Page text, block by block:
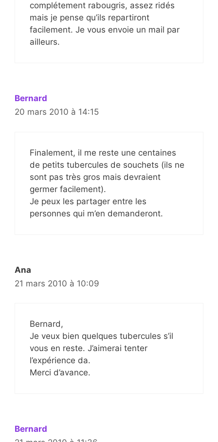
complétement rabougris, assez ridés
mais je pense qu’ils repartiront
facilement. Je vous envoie un mail par
ailleurs.
Bernard
20 mars 2010 à 14:15
Finalement, il me reste une centaines
de petits tubercules de souchets (ils ne
sont pas très gros mais devraient
germer facilement).
Je peux les partager entre les
personnes qui m’en demanderont.
Ana
21 mars 2010 à 10:09
Bernard,
Je veux bien quelques tubercules s’il
vous en reste. J’aimerai tenter
l’expérience da.
Merci d’avance.
Bernard